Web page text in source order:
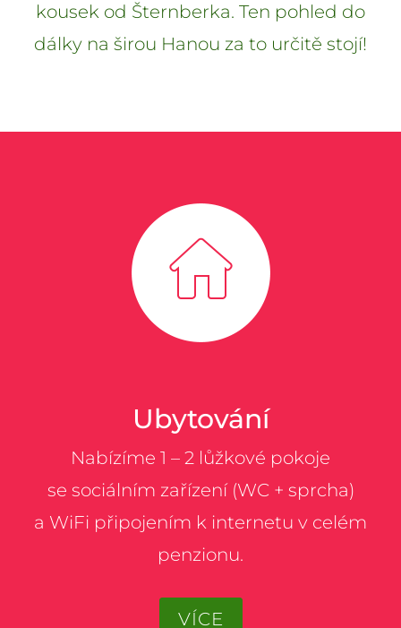
kousek od Šternberka. Ten pohled do
dálky na širou Hanou za to určitě stojí!
Ubytování
Nabízíme 1 – 2 lůžkové pokoje
se sociálním zařízení (WC + sprcha)
a WiFi připojením k internetu v celém
penzionu.
VÍCE